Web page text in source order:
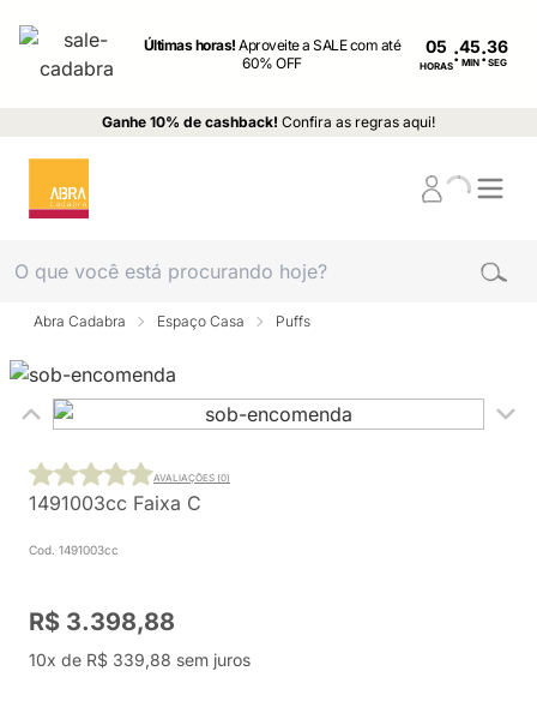
Últimas horas!Aproveite a SALE com até
60% OFF
05
HORAS: MIN : SEG
Ganhe 10% de cashback! Confira as regras aqui!
Abra Cadabra Espaço Casa Puffs
1491003cc Faixa C
Cod. 1491003cc
AVALIAÇÕES (0)
R$ 3.398,88
10x de R$ 339,88 sem juros